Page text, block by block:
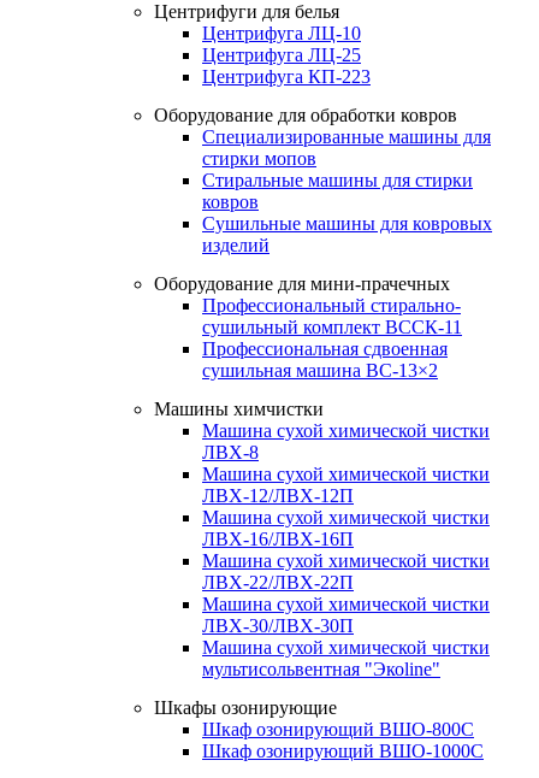
Центрифуги для белья
Центрифуга ЛЦ-10
Центрифуга ЛЦ-25
Центрифуга КП-223
Оборудование для обработки ковров
Специализированные машины для
стирки мопов
Стиральные машины для стирки
ковров
Сушильные машины для ковровых
изделий
Оборудование для мини-прачечных
Профессиональный стирально-
сушильный комплект ВССК-11
Профессиональная сдвоенная
сушильная машина ВС-13×2
Машины химчистки
Машина сухой химической чистки
ЛВХ-8
Машина сухой химической чистки
ЛВХ-12/ЛВХ-12П
Машина сухой химической чистки
ЛВХ-16/ЛВХ-16П
Машина сухой химической чистки
ЛВХ-22/ЛВХ-22П
Машина сухой химической чистки
ЛВХ-30/ЛВХ-30П
Машина сухой химической чистки
мультисольвентная "Экоline"
Шкафы озонирующие
Шкаф озонирующий ВШО-800С
Шкаф озонирующий ВШО-1000С